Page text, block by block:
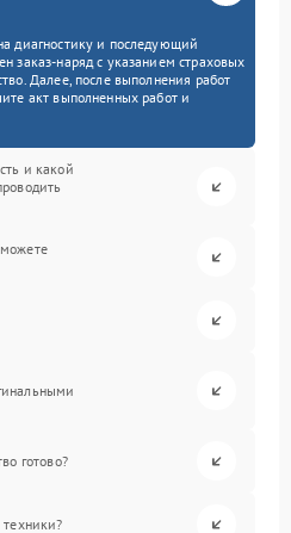
диагностику и последующий
заказ-наряд с указанием страховых
Далее, после выполнения работ
акт выполненных работ и
и какой
готово?
техники?